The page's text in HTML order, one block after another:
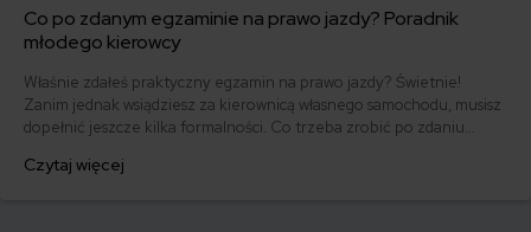
Co po zdanym egzaminie na prawo jazdy? Poradnik
młodego kierowcy
Właśnie zdałeś praktyczny egzamin na prawo jazdy? Świetnie!
Zanim jednak wsiądziesz za kierownicą własnego samochodu, musisz
dopełnić jeszcze kilka formalności. Co trzeba zrobić po zdaniu
którym szybko załatwisz sprawy urzędowe i będziesz mógł prowadzić
Czytaj więcej